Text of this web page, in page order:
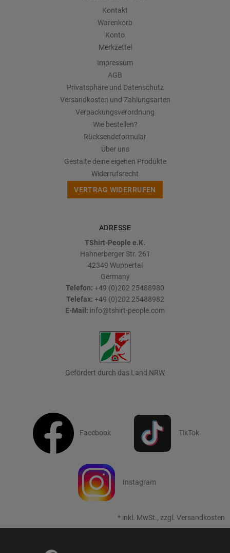
Kontakt
Warenkorb
Konto
Merkzettel
Impressum
AGB
Privatsphäre und Datenschutz
Versandkosten und Zahlungsarten
Verpackungsverordnung
Wie bestellen?
Rücksendeformular
Über uns
Gestalte deine eigenen Produkte
Widerrufsrecht
VERTRAG WIDERRUFEN
ADRESSE
TShirt-People e.K.
Hahnerberger Str. 261
42349 Wuppertal
Germany
Telefon: +49 (0)202 25488980
Telefax: +49 (0)202 25488982
E-Mail: info@tshirt-people.com
Gefördert durch das Land NRW
Facebook TikTok
Instagram
* inkl. MwSt., zzgl. Versandkosten